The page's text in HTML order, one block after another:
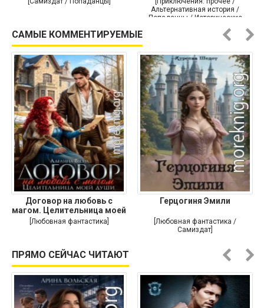
Альтернативная история /
Попаданцы / Исторические
САМЫЕ КОММЕНТИРУЕМЫЕ
Договор на любовь с
магом. Целительница моей
души
[Любовная фантастика]
Герцогиня Эмили
[Любовная фантастика /
Самиздат]
ПРЯМО СЕЙЧАС ЧИТАЮТ